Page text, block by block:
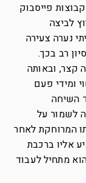
פייסבוק
לביצה
נערה צעירה
רב בכך.
קצר, ובאותה
ומידי פעם
השיחה
לשמור על
המרוחקת לאחר
אליו ברכבת
מתחיל לעבוד